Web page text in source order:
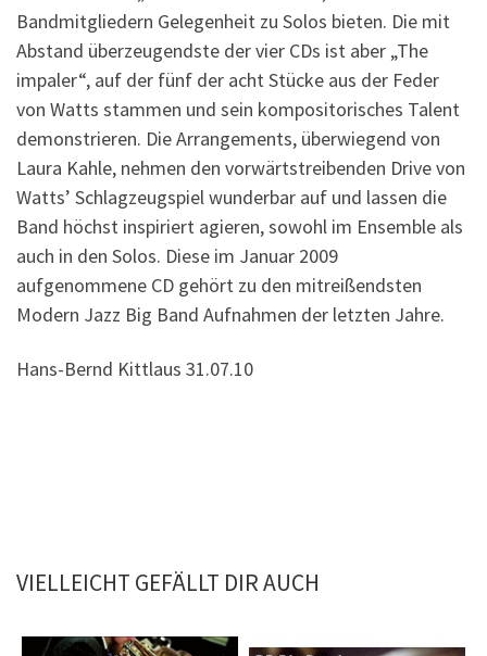
Bandmitgliedern Gelegenheit zu Solos bieten. Die mit
Abstand überzeugendste der vier CDs ist aber „The
impaler“, auf der fünf der acht Stücke aus der Feder
von Watts stammen und sein kompositorisches Talent
demonstrieren. Die Arrangements, überwiegend von
Laura Kahle, nehmen den vorwärtstreibenden Drive von
Watts’ Schlagzeugspiel wunderbar auf und lassen die
Band höchst inspiriert agieren, sowohl im Ensemble als
auch in den Solos. Diese im Januar 2009
aufgenommene CD gehört zu den mitreißendsten
Modern Jazz Big Band Aufnahmen der letzten Jahre.
Hans-Bernd Kittlaus 31.07.10
VIELLEICHT GEFÄLLT DIR AUCH